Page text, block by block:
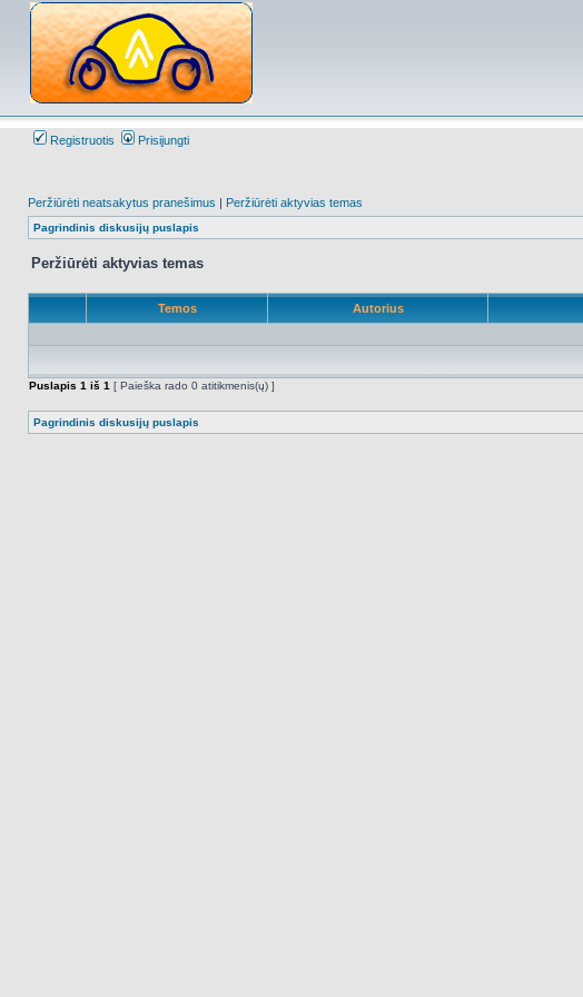
Registruotis Prisijungti
Peržiūrėti neatsakytus pranešimus | Peržiūrėti aktyvias temas
Pagrindinis diskusijų puslapis
Peržiūrėti aktyvias temas
Temos Autorius
Puslapis 1 iš 1 [ Paieška rado 0 atitikmenis(ų) ]
Pagrindinis diskusijų puslapis